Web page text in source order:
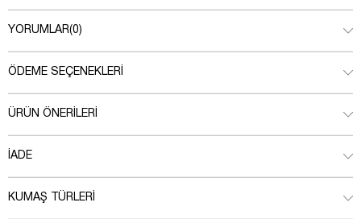
YORUMLAR(0)
ÖDEME SEÇENEKLERI
ÜRÜN ÖNERILERI
İADE
KUMAŞ TÜRLERI